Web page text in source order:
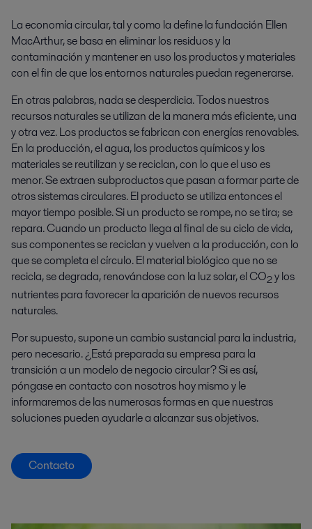
La economía circular, tal y como la define la fundación Ellen
MacArthur, se basa en eliminar los residuos y la
contaminación y mantener en uso los productos y materiales
con el fin de que los entornos naturales puedan regenerarse.
En otras palabras, nada se desperdicia. Todos nuestros
recursos naturales se utilizan de la manera más eficiente, una
y otra vez. Los productos se fabrican con energías renovables.
En la producción, el agua, los productos químicos y los
materiales se reutilizan y se reciclan, con lo que el uso es
menor. Se extraen subproductos que pasan a formar parte de
otros sistemas circulares. El producto se utiliza entonces el
mayor tiempo posible. Si un producto se rompe, no se tira; se
repara. Cuando un producto llega al final de su ciclo de vida,
sus componentes se reciclan y vuelven a la producción, con lo
que se completa el círculo. El material biológico que no se
recicla, se degrada, renovándose con la luz solar, el CO2y los
nutrientes para favorecer la aparición de nuevos recursos
naturales.
Por supuesto, supone un cambio sustancial para la industria,
pero necesario. ¿Está preparada su empresa para la
transición a un modelo de negocio circular? Si es así,
póngase en contacto con nosotros hoy mismo y le
informaremos de las numerosas formas en que nuestras
soluciones pueden ayudarle a alcanzar sus objetivos.
Contacto